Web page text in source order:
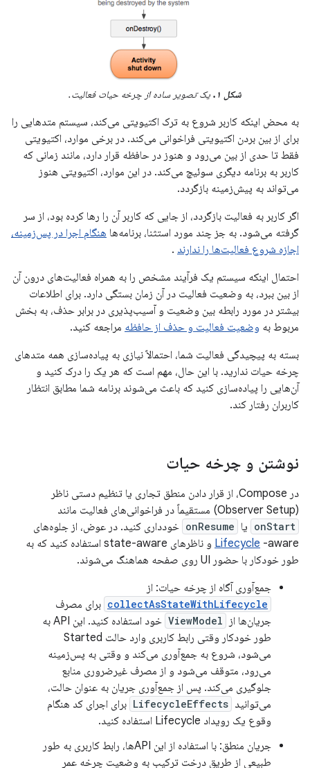
شکل ۱. یک تصویر ساده از چرخه حیات فعالیت.
به محض اینکه کاربر شروع به ترک اکتیویتی می‌کند، سیستم متدهایی را
برای از بین بردن اکتیویتی فراخوانی می‌کند. در برخی موارد، اکتیویتی
فقط تا حدی از بین می‌رود و هنوز در حافظه قرار دارد، مانند زمانی که
کاربر به برنامه دیگری سوئیچ می‌کند. در این موارد، اکتیویتی هنوز
می‌تواند به پیش‌زمینه بازگردد.
اگر کاربر به فعالیت بازگردد، از جایی که کاربر آن را رها کرده بود، از سر
گرفته می‌شود. به جز چند مورد استثنا، برنامه‌ها هنگام اجرا در پس‌زمینه،
اجازه شروع فعالیت‌ها را ندارند .
احتمال اینکه سیستم یک فرآیند مشخص را به همراه فعالیت‌های درون آن
از بین ببرد، به وضعیت فعالیت در آن زمان بستگی دارد. برای اطلاعات
بیشتر در مورد رابطه بین وضعیت و آسیب‌پذیری در برابر حذف، به بخش
مربوط به وضعیت فعالیت و حذف از حافظه مراجعه کنید.
بسته به پیچیدگی فعالیت شما، احتمالاً نیازی به پیاده‌سازی همه متدهای
چرخه حیات ندارید. با این حال، مهم است که هر یک را درک کنید و
آن‌هایی را پیاده‌سازی کنید که باعث می‌شوند برنامه شما مطابق انتظار
کاربران رفتار کند.
نوشتن و چرخه حیات
در Compose، از قرار دادن منطق تجاری یا تنظیم دستی ناظر
(Observer Setup) مستقیماً در فراخوانی‌های فعالیت مانند
onStart یا onResume خودداری کنید. در عوض، از جلوه‌های
Lifecycle
-aware و ناظرهای state-aware استفاده کنید که به
طور خودکار با حضور UI روی صفحه هماهنگ می‌شوند.
جمع‌آوری آگاه از چرخه حیات: از
collectAsStateWithLifecycle برای مصرف
جریان‌ها از
ViewModel
خود استفاده کنید. این API به
طور خودکار وقتی رابط کاربری وارد حالت Started
می‌شود، شروع به جمع‌آوری می‌کند و وقتی به پس‌زمینه
می‌رود، متوقف می‌شود و از مصرف غیرضروری منابع
جلوگیری می‌کند. پس از جمع‌آوری جریان به عنوان حالت،
می‌توانید LifecycleEffects برای اجرای کد هنگام
وقوع یک رویداد Lifecycle استفاده کنید.
جریان منطق: با استفاده از این APIها، رابط کاربری به طور
طبیعی از طریق درخت ترکیب به وضعیت چرخه عمر